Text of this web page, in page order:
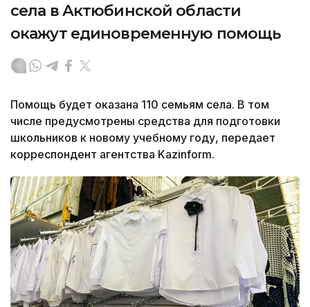
села в Актюбинской области
окажут единовременную помощь
Помощь будет оказана 110 семьям села. В том
числе предусмотрены средства для подготовки
школьников к новому учебному году, передает
корреспондент агентства Kazinform.